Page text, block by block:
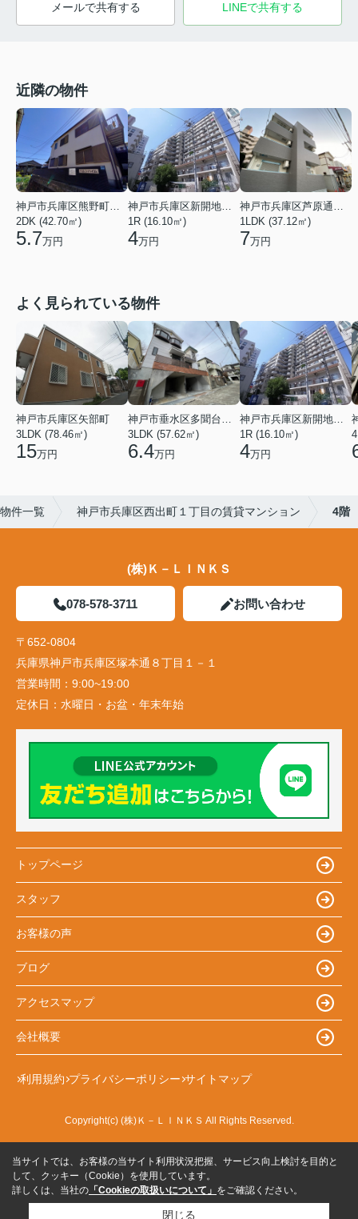
メールで共有する LINEで共有する
近隣の物件
神戸市兵庫区熊野町４丁目
2DK (42.70㎡)
5.7万円
神戸市兵庫区新開地１丁目
1R (16.10㎡)
4万円
神戸市兵庫区芦原通４丁目
1LDK (37.12㎡)
7万円
よく見られている物件
神戸市兵庫区矢部町
3LDK (78.46㎡)
15万円
神戸市垂水区多聞台２丁目
3LDK (57.62㎡)
6.4万円
神戸市兵庫区新開地１丁目
1R (16.10㎡)
4万円
件一覧 神戸市兵庫区西出町１丁目の賃貸マンション 4階
(株)Ｋ－ＬＩＮＫＳ
078-578-3711 お問い合わせ
〒652-0804
兵庫県神戸市兵庫区塚本通８丁目１－１
営業時間： 9:00~19:00
定休日： 水曜日・お盆・年末年始
トップページ
スタッフ
お客様の声
ブログ
アクセスマップ
会社概要
利用規約 プライバシーポリシー サイトマップ
Copyright(c) (株)Ｋ－ＬＩＮＫＳ All Rights Reserved.
当サイトでは、お客様の当サイト利用状況把握、サービス向上検討を目的と
して、クッキー（Cookie）を使用しています。
詳しくは、当社の 「Cookieの取扱いについて」 をご確認ください。
閉じる